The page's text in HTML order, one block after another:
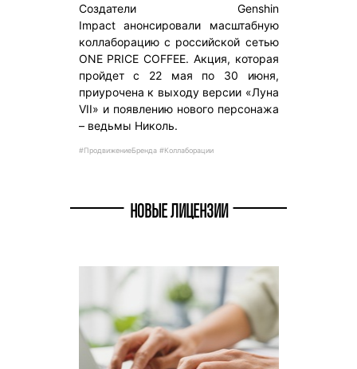
Создатели Genshin
Impact анонсировали масштабную
коллаборацию с российской сетью
ONE PRICE COFFEE. Акция, которая
пройдет с 22 мая по 30 июня,
приурочена к выходу версии «Луна
VII» и появлению нового персонажа
– ведьмы Николь.
#ПродвижениеБренда #Коллаборации
НОВЫЕ ЛИЦЕНЗИИ